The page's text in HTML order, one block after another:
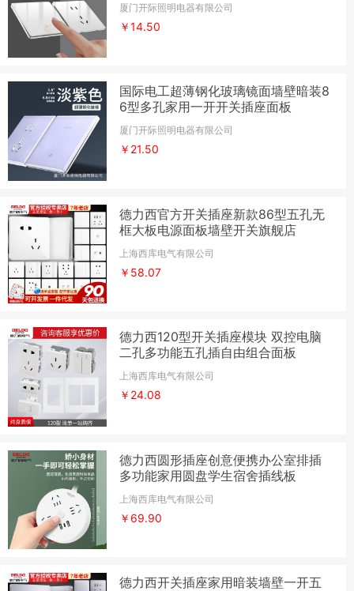
厦门开际照明电器有限公司
￥14.50
国际电工超薄钢化玻璃镜面墙壁暗装8
6型多孔家用一开开关插座面板
厦门开际照明电器有限公司
￥21.50
德力西官方开关插座新款86型五孔无
框大板电源面板墙壁开关旗舰店
上海西库电气有限公司
￥58.07
德力西120型开关插座模块 双控电脑
二孔多功能五孔插自由组合面板
上海西库电气有限公司
￥24.08
德力西圆形插座创意便携办公室排插
多功能家用圆盘学生宿舍插线板
上海西库电气有限公司
￥69.90
德力西开关插座家用暗装墙壁一开五